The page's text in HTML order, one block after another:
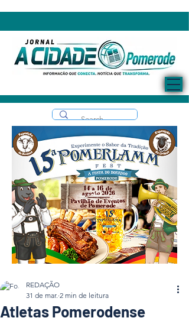
Atletas Pomerodense
REDAÇÃO
31 de mar. 2 min de leitura